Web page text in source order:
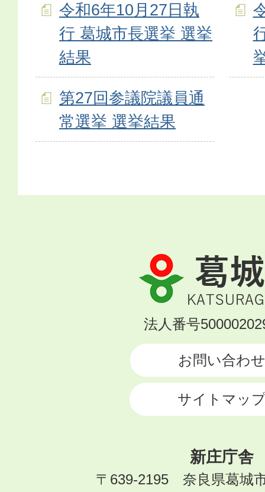
令和6年10月27日執
行 葛城市長選挙 選挙
結果
第27回参議院議員通
常選挙 選挙結果
葛
城
市
KATSURAGI
法人番号
お問い合わせ
サイトマッ
新庄庁舎
〒639-2195 奈良県葛城